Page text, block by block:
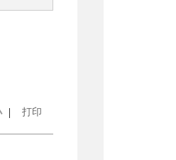
| 打印